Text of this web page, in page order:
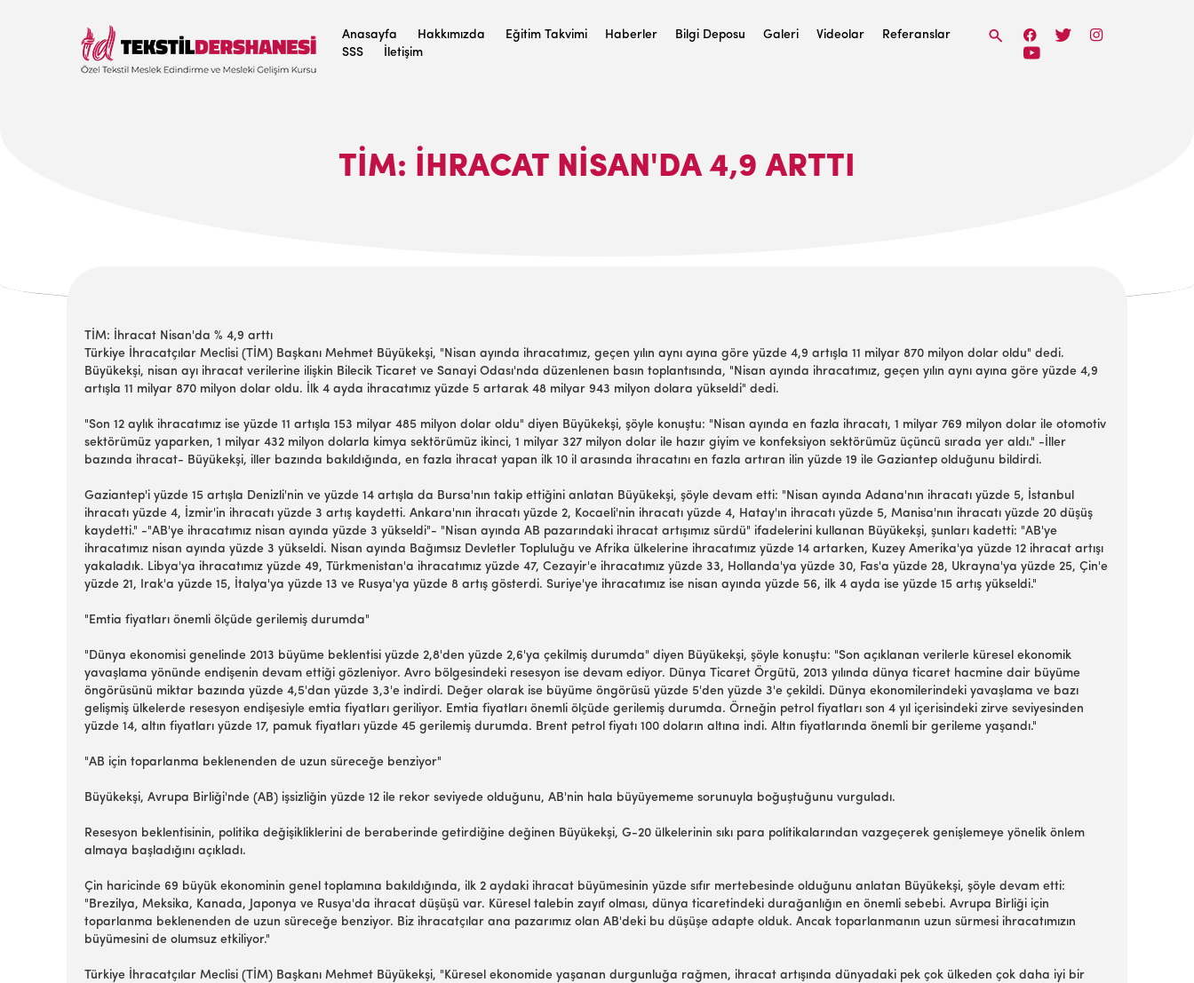
Anasayfa Hakkımızda Eğitim Takvimi Haberler Bilgi Deposu Galeri Videolar
Referanslar
SSS
İletişim
TİM: İHRACAT NISAN'DA 4,9 ARTTI
TİM: İhracat Nisan'da % 4,9 arttı
Türkiye İhracatçılar Meclisi (TİM) Başkanı Mehmet Büyükekşi, "Nisan ayında ihracatımız, geçen yılın aynı ayına göre yüzde 4,9 artışla 11 milyar 870 milyon dolar oldu" dedi.
Büyükekşi, nisan ayı ihracat verilerine ilişkin Bilecik Ticaret ve Sanayi Odası'nda düzenlenen basın toplantısında, "Nisan ayında ihracatımız, geçen yılın aynı ayına göre yüzde 4,9
artışla 11 milyar 870 milyon dolar oldu. İlk 4 ayda ihracatımız yüzde 5 artarak 48 milyar 943 milyon dolara yükseldi" dedi.
"Son 12 aylık ihracatımız ise yüzde 11 artışla 153 milyar 485 milyon dolar oldu" diyen Büyükekşi, şöyle konuştu: "Nisan ayında en fazla ihracatı, 1 milyar 769 milyon dolar ile otomotiv
sektörümüz yaparken, 1 milyar 432 milyon dolarla kimya sektörümüz ikinci, 1 milyar 327 milyon dolar ile hazır giyim ve konfeksiyon sektörümüz üçüncü sırada yer aldı." -İller
bazında ihracat- Büyükekşi, iller bazında bakıldığında, en fazla ihracat yapan ilk 10 il arasında ihracatını en fazla artıran ilin yüzde 19 ile Gaziantep olduğunu bildirdi.
Gaziantep'i yüzde 15 artışla Denizli'nin ve yüzde 14 artışla da Bursa'nın takip ettiğini anlatan Büyükekşi, şöyle devam etti: "Nisan ayında Adana'nın ihracatı yüzde 5, İstanbul
ihracatı yüzde 4, İzmir'in ihracatı yüzde 3 artış kaydetti. Ankara'nın ihracatı yüzde 2, Kocaeli'nin ihracatı yüzde 4, Hatay'ın ihracatı yüzde 5, Manisa'nın ihracatı yüzde 20 düşüş
kaydetti." -"AB'ye ihracatımız nisan ayında yüzde 3 yükseldi"- "Nisan ayında AB pazarındaki ihracat artışımız sürdü" ifadelerini kullanan Büyükekşi, şunları kadetti: "AB'ye
ihracatımız nisan ayında yüzde 3 yükseldi. Nisan ayında Bağımsız Devletler Topluluğu ve Afrika ülkelerine ihracatımız yüzde 14 artarken, Kuzey Amerika'ya yüzde 12 ihracat artışı
yakaladık. Libya'ya ihracatımız yüzde 49, Türkmenistan'a ihracatımız yüzde 47, Cezayir'e ihracatımız yüzde 33, Hollanda'ya yüzde 30, Fas'a yüzde 28, Ukrayna'ya yüzde 25, Çin'e
yüzde 21, Irak'a yüzde 15, İtalya'ya yüzde 13 ve Rusya'ya yüzde 8 artış gösterdi. Suriye'ye ihracatımız ise nisan ayında yüzde 56, ilk 4 ayda ise yüzde 15 artış yükseldi."
"Emtia fiyatları önemli ölçüde gerilemiş durumda"
"Dünya ekonomisi genelinde 2013 büyüme beklentisi yüzde 2,8'den yüzde 2,6'ya çekilmiş durumda" diyen Büyükekşi, şöyle konuştu: "Son açıklanan verilerle küresel ekonomik
yavaşlama yönünde endişenin devam ettiği gözleniyor. Avro bölgesindeki resesyon ise devam ediyor. Dünya Ticaret Örgütü, 2013 yılında dünya ticaret hacmine dair büyüme
öngörüsünü miktar bazında yüzde 4,5'dan yüzde 3,3'e indirdi. Değer olarak ise büyüme öngörüsü yüzde 5'den yüzde 3'e çekildi. Dünya ekonomilerindeki yavaşlama ve bazı
gelişmiş ülkelerde resesyon endişesiyle emtia fiyatları geriliyor. Emtia fiyatları önemli ölçüde gerilemiş durumda. Örneğin petrol fiyatları son 4 yıl içerisindeki zirve seviyesinden
yüzde 14, altın fiyatları yüzde 17, pamuk fiyatları yüzde 45 gerilemiş durumda. Brent petrol fiyatı 100 doların altına indi. Altın fiyatlarında önemli bir gerileme yaşandı."
"AB için toparlanma beklenenden de uzun süreceğe benziyor"
Büyükekşi, Avrupa Birliği'nde (AB) işsizliğin yüzde 12 ile rekor seviyede olduğunu, AB'nin hala büyüyememe sorunuyla boğuştuğunu vurguladı.
Resesyon beklentisinin, politika değişikliklerini de beraberinde getirdiğine değinen Büyükekşi, G-20 ülkelerinin sıkı para politikalarından vazgeçerek genişlemeye yönelik önlem
almaya başladığını açıkladı.
Çin haricinde 69 büyük ekonominin genel toplamına bakıldığında, ilk 2 aydaki ihracat büyümesinin yüzde sıfır mertebesinde olduğunu anlatan Büyükekşi, şöyle devam etti:
"Brezilya, Meksika, Kanada, Japonya ve Rusya'da ihracat düşüşü var. Küresel talebin zayıf olması, dünya ticaretindeki durağanlığın en önemli sebebi. Avrupa Birliği için
toparlanma beklenenden de uzun süreceğe benziyor. Biz ihracatçılar ana pazarımız olan AB'deki bu düşüşe adapte olduk. Ancak toparlanmanın uzun sürmesi ihracatımızın
büyümesini de olumsuz etkiliyor."
Türkiye İhracatçılar Meclisi (TİM) Başkanı Mehmet Büyükekşi, "Küresel ekonomide yaşanan durgunluğa rağmen, ihracat artışında dünyadaki pek çok ülkeden çok daha iyi bir